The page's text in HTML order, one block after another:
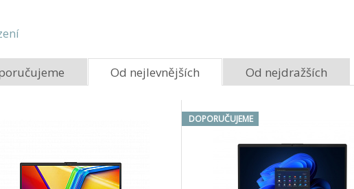
Od nejlevnějších Od nejdražších
DOPORUČUJEME